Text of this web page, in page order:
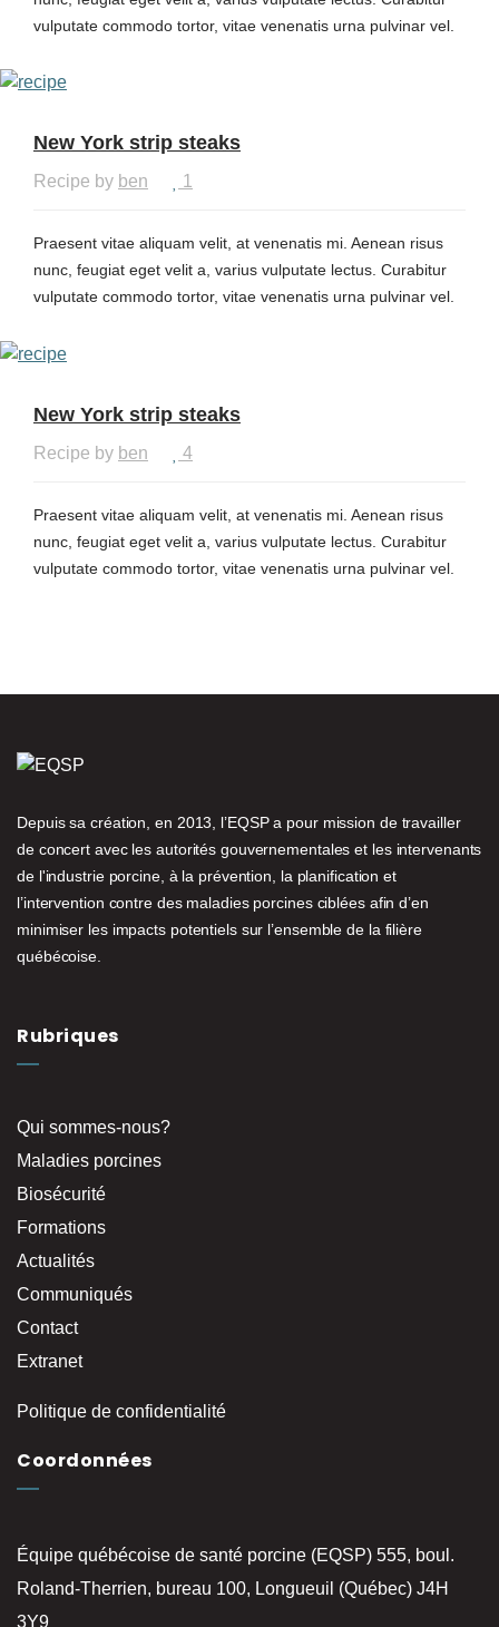
vulputate commodo tortor, vitae venenatis urna pulvinar vel.
sodales eros, sit amet euismod lectus ipsum ac ex. Cras
Nullam tempor porttitor egestas. Morbi in malesuada sapien,
New York strip steaks
Recipe by ben 1
Praesent vitae aliquam velit, at venenatis mi. Aenean risus
nunc, feugiat eget velit a, varius vulputate lectus. Curabitur
vulputate commodo tortor, vitae venenatis urna pulvinar vel.
sodales eros, sit amet euismod lectus ipsum ac ex. Cras
Nullam tempor porttitor egestas. Morbi in malesuada sapien,
New York strip steaks
Recipe by ben 4
Praesent vitae aliquam velit, at venenatis mi. Aenean risus
nunc, feugiat eget velit a, varius vulputate lectus. Curabitur
vulputate commodo tortor, vitae venenatis urna pulvinar vel.
Depuis sa création, en 2013, l’EQSP a pour mission de travailler
de concert avec les autorités gouvernementales et les intervenants
de l'industrie porcine, à la prévention, la planification et
l’intervention contre des maladies porcines ciblées afin d’en
minimiser les impacts potentiels sur l’ensemble de la filière
québécoise.
Rubriques
Qui sommes-nous?
Maladies porcines
Biosécurité
Formations
Actualités
Communiqués
Contact
Extranet
Politique de confidentialité
Coordonnées
Équipe québécoise de santé porcine (EQSP) 555, boul.
Roland-Therrien, bureau 100, Longueuil (Québec) J4H
3Y9